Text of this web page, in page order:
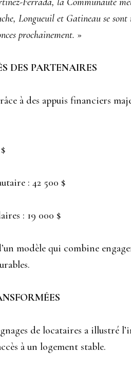
Longueuil et Gatineau se sont
prochainement. »
DES PARTENAIRES
à des appuis financiers
: 42 500 $
: 19 000 $
modèle qui combine
de locataires a illustré
à un logement stable.